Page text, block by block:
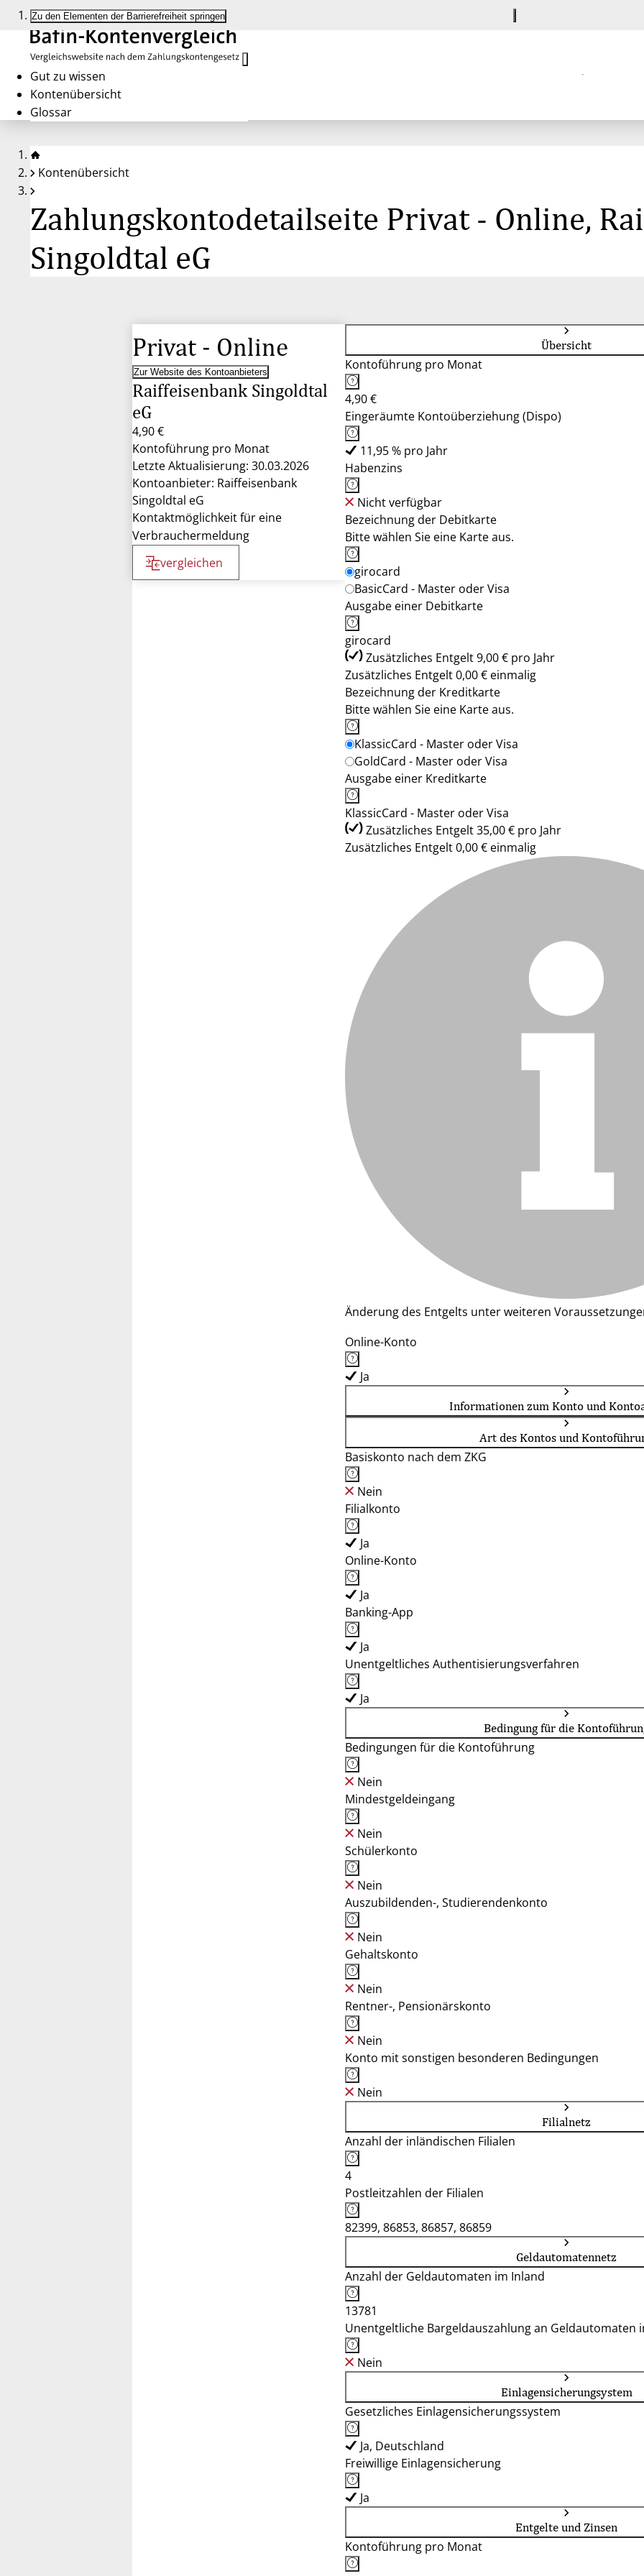
Zu den Elementen der Barrierefreiheit springen
Gut zu wissen
Kontenübersicht
Glossar
Kontenübersicht
Zahlungskontodetailseite Privat - Online,
Singoldtal eG
Privat - Online
Zur Website des Kontoanbieters
Raiffeisenbank Singoldtal
eG
4,90 €
Kontoführung pro Monat
Letzte Aktualisierung: 30.03.2026
Kontoanbieter: Raiffeisenbank
Singoldtal eG
Kontaktmöglichkeit für eine
Verbrauchermeldung
vergleichen
Übersicht
Kontoführung pro Monat
4,90 €
Eingeräumte Kontoüberziehung (Dispo)
11,95 % pro Jahr
Habenzins
Nicht verfügbar
Bezeichnung der Debitkarte
Bitte wählen Sie eine Karte aus.
girocard
BasicCard - Master oder Visa
Ausgabe einer Debitkarte
girocard
Zusätzliches Entgelt 9,00 € pro Jahr
Zusätzliches Entgelt 0,00 € einmalig
Bezeichnung der Kreditkarte
Bitte wählen Sie eine Karte aus.
KlassicCard - Master oder Visa
GoldCard - Master oder Visa
Ausgabe einer Kreditkarte
KlassicCard - Master oder Visa
Zusätzliches Entgelt 35,00 € pro Jahr
Zusätzliches Entgelt 0,00 € einmalig
Änderung des Entgelts unter weiteren
Online-Konto
Ja
Informationen zum Konto und
Art des Kontos und
Basiskonto nach dem ZKG
Nein
Filialkonto
Ja
Online-Konto
Ja
Banking-App
Ja
Unentgeltliches Authentisierungsverfahren
Ja
Bedingung für die
Bedingungen für die Kontoführung
Nein
Mindestgeldeingang
Nein
Schülerkonto
Nein
Auszubildenden-, Studierendenkonto
Nein
Gehaltskonto
Nein
Rentner-, Pensionärskonto
Nein
Konto mit sonstigen besonderen Bedingungen
Nein
Filialnetz
Anzahl der inländischen Filialen
4
Postleitzahlen der Filialen
82399, 86853, 86857, 86859
Geldautomatennetz
Anzahl der Geldautomaten im Inland
13781
Unentgeltliche Bargeldauszahlung an Geldautomaten
Nein
Einlagensicherungsystem
Gesetzliches Einlagensicherungssystem
Ja, Deutschland
Freiwillige Einlagensicherung
Ja
Entgelte und Zinsen
Kontoführung pro Monat